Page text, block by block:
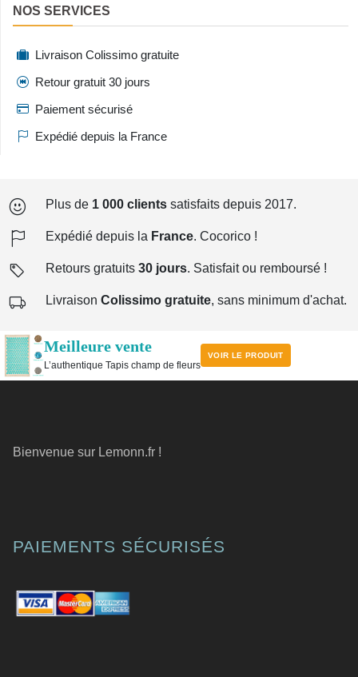
NOS SERVICES
Livraison Colissimo gratuite
Retour gratuit 30 jours
Paiement sécurisé
Expédié depuis la France
Plus de 1 000 clients satisfaits depuis 2017.
Expédié depuis la France. Cocorico !
Retours gratuits 30 jours. Satisfait ou remboursé !
Livraison Colissimo gratuite, sans minimum d'achat.
Meilleure vente
L’authentique Tapis champ de fleurs
VOIR LE PRODUIT
Bienvenue sur Lemonn.fr !
PAIEMENTS SÉCURISÉS